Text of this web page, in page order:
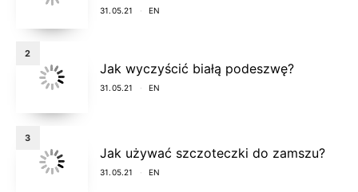
31.05.21 EN
2
Jak wyczyścić białą podeszwę?
31.05.21 EN
3
Jak używać szczoteczki do zamszu?
31.05.21 EN